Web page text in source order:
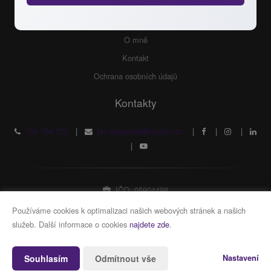
O mně
Kontakt
Ochrana osobních údajů
Kontakty
720 704 275 | jan.stepanek@taurum.cz | |
|
|
IČO: 05904498
Vytvořeno v systému
2026 © Tomawell s.r.o.
Používáme cookies k optimalizaci našich webových stránek a našich
služeb. Další informace o cookies najdete zde.
Souhlasím Odmítnout vše Nastavení